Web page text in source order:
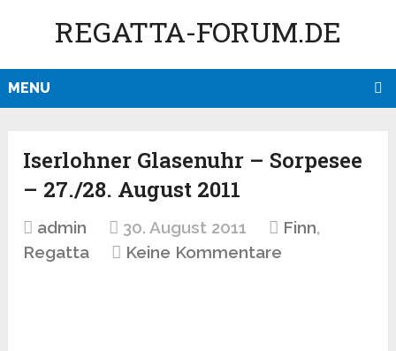
REGATTA-FORUM.DE
MENU
Iserlohner Glasenuhr – Sorpesee
– 27./28. August 2011
admin 30. August 2011 Finn,
Regatta
Keine Kommentare